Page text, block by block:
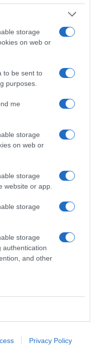
storage
on web or
to be sent to
purposes.
me
storage
on web or
storage
website or app.
storage
storage
authentication
and other
Privacy Policy
ο 50χρονος
για την
αγορά
οι 5 βασικές
2025
Google
στοGoogle News